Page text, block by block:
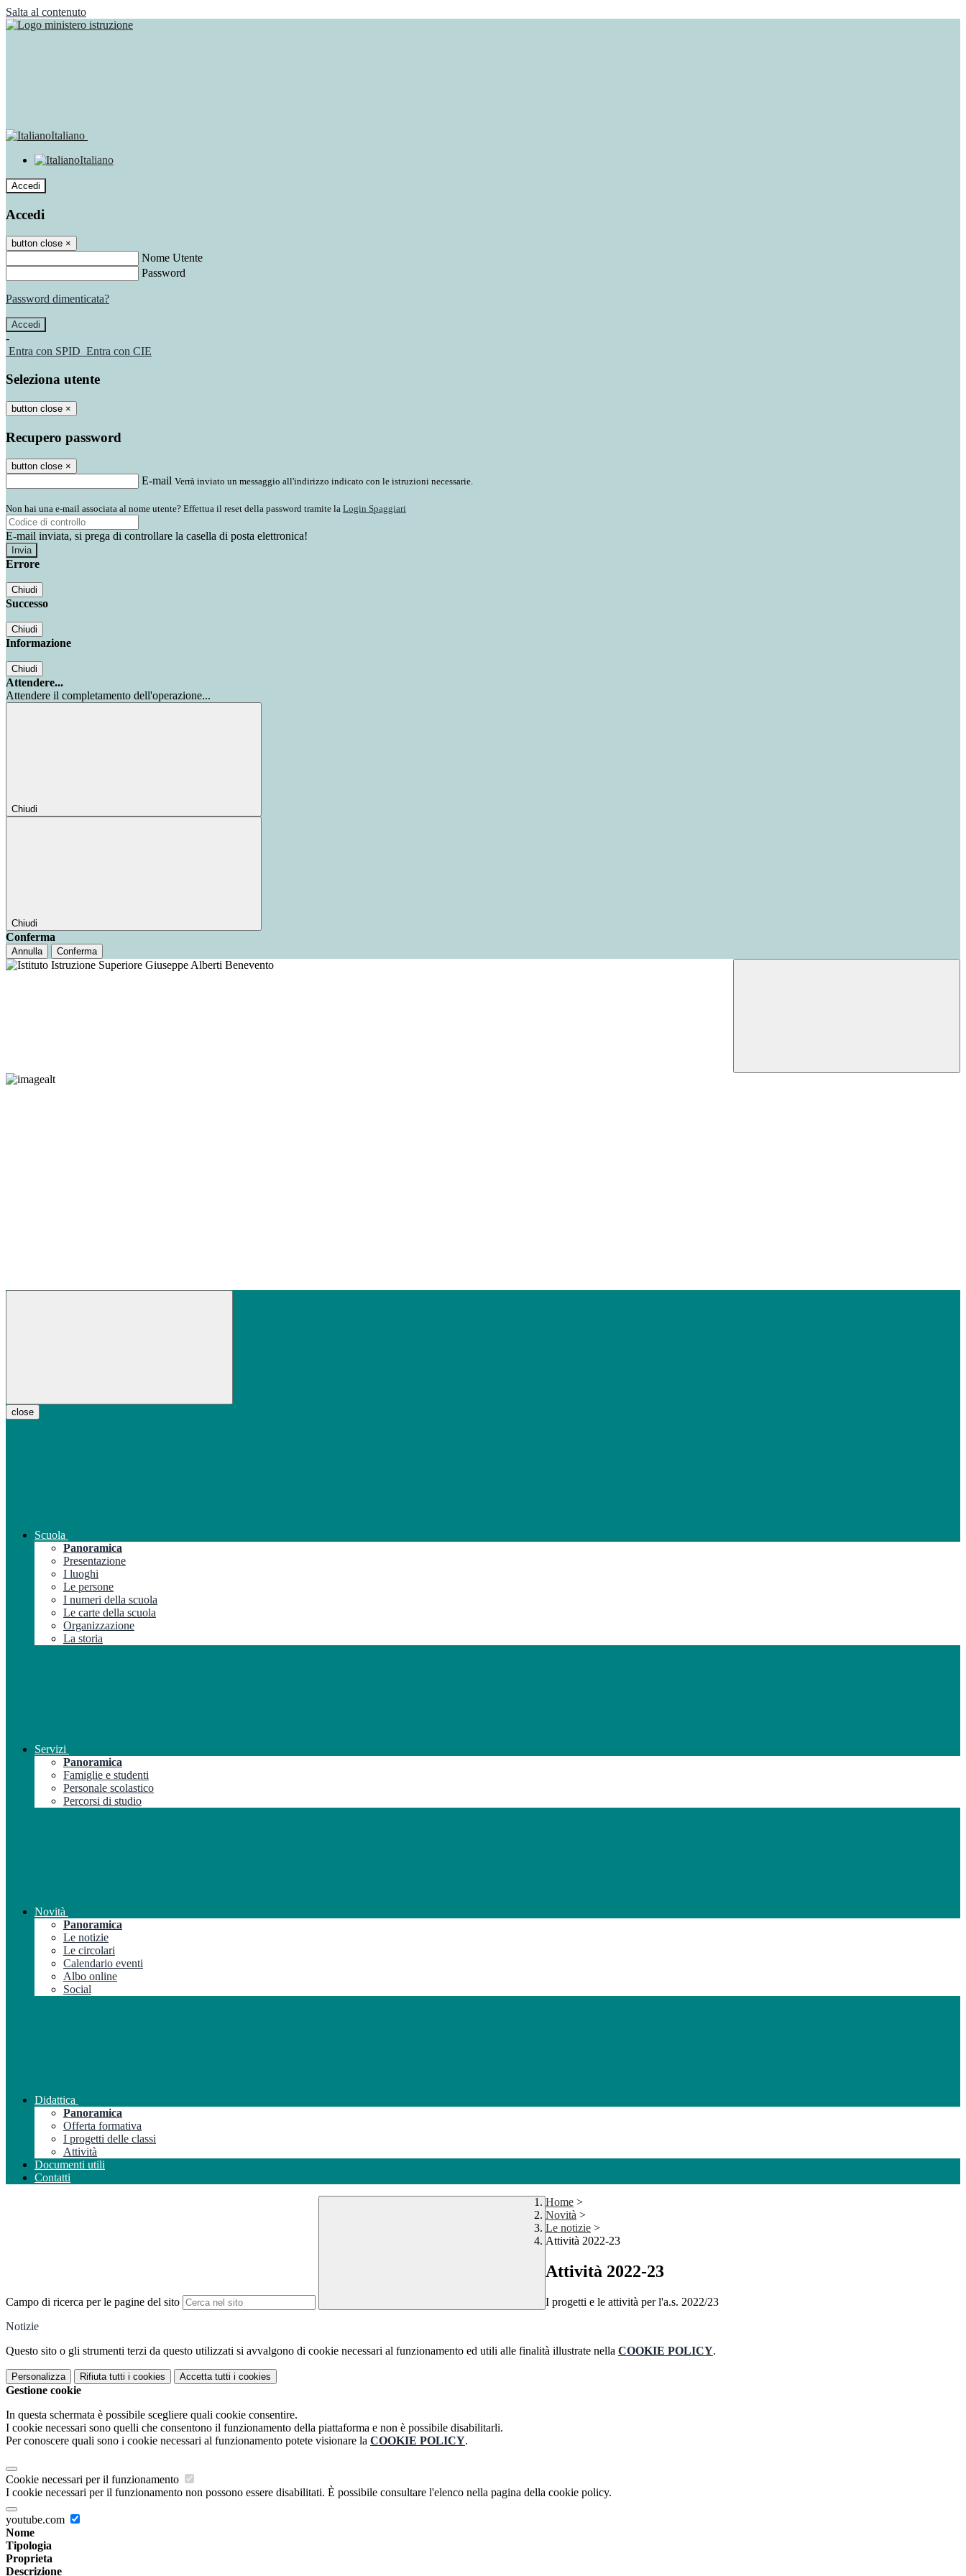
Salta al contenuto
Italiano
Italiano
Accedi
Accedi
button close ×
Nome Utente
Password
Password dimenticata?
-
Entra con SPID Entra con CIE
Seleziona utente
button close ×
Recupero password
button close ×
E-mail Verrà inviato un messaggio all'indirizzo indicato con le istruzioni necessarie.
Non hai una e-mail associata al nome utente? Effettua il reset della password tramite la Login Spaggiari
E-mail inviata, si prega di controllare la casella di posta elettronica!
Errore
Chiudi
Successo
Chiudi
Informazione
Chiudi
Attendere...
Attendere il completamento dell'operazione...
Chiudi
Chiudi
Conferma
Annulla Conferma
close
Scuola
Panoramica
Presentazione
I luoghi
Le persone
I numeri della scuola
Le carte della scuola
Organizzazione
La storia
Servizi
Panoramica
Famiglie e studenti
Personale scolastico
Percorsi di studio
Novità
Panoramica
Le notizie
Le circolari
Calendario eventi
Albo online
Social
Didattica
Panoramica
Offerta formativa
I progetti delle classi
Attività
Documenti utili
Contatti
Campo di ricerca per le pagine del sito
Home >
Novità >
Le notizie >
Attività 2022-23
Attività 2022-23
I progetti e le attività per l'a.s. 2022/23
Notizie
Questo sito o gli strumenti terzi da questo utilizzati si avvalgono di cookie necessari al funzionamento ed utili alle finalità illustrate nella COOKIE POLICY.
Personalizza Rifiuta tutti i cookies Accetta tutti i cookies
Gestione cookie
In questa schermata è possibile scegliere quali cookie consentire.
I cookie necessari sono quelli che consentono il funzionamento della piattaforma e non è possibile disabilitarli.
Per conoscere quali sono i cookie necessari al funzionamento potete visionare la COOKIE POLICY.
Cookie necessari per il funzionamento
I cookie necessari per il funzionamento non possono essere disabilitati. È possibile consultare l'elenco nella pagina della cookie policy.
youtube.com
Nome
Tipologia
Proprieta
Descrizione